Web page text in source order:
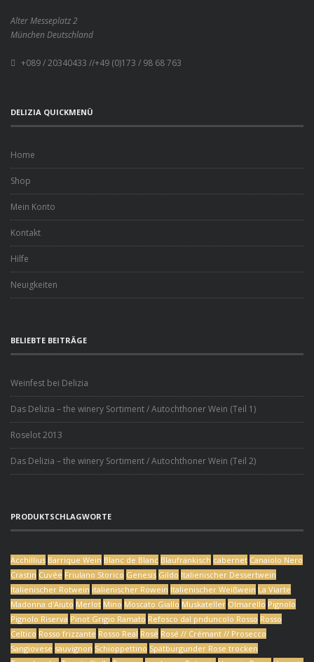
Alter Messeplatz 2
München Deutschland
+089 / 20340433 //+49 (0)173 / 98 68 763
DELIZIA QUICKMENÜ
Home
Shop
Mein Konto
Kontakt
Hilfe
Neuigkeiten
BELIEBTE BEITRÄGE
Weinfest bei Delizia
Das Delizia – the winery Sortiment / Autochthoner Wein (Teil 1)
Roselot 2013
Das Delizia – the winery Sortiment / Autochthoner Wein (Teil 2)
PRODUKTSCHLAGWORTE
Acchillius Barrique Wein Blanc de Blanc Blaufränkisch cabernet Canaiolo Nero
Crastin Cuvée Friulano Storico Genesis Gildo Italienischer Dessertwein
Italienischer Rotwein italienischer Rowein Italienischer Weißwein La Viarte
Madonna d'Aiuto Merlot Mino Moscato Giallo Muskateller Olmarello Pignolo
Pignolo Riserva Pinot Grigio Ramato Refosco dal pnduncolo Rosso Rosso
Celtico Rosso frizzante Rosso Real Rosé Rosé // Crémant // Prosecco
Sangiovese sauvignon Schioppettino Spätburgunder Rose trocken